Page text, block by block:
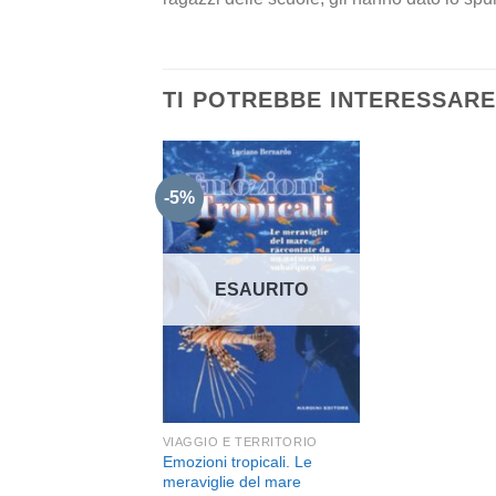
TI POTREBBE
-5%
Aggiungi
alla lista
dei
desideri
ESAURITO
VIAGGIO E TERRITORIO
Emozioni tropicali. Le
meraviglie del mare